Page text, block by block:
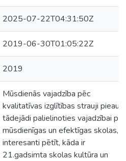
2025-07-22T04:31:50Z
2019-06-30T01:05:22Z
2019
Mūsdienās vajadzība pēc
kvalitatīvas izglītības strauji pieaug,
tādejādi palielinoties vajadzībai pēc
mūsdienīgas un efektīgas skolas, ir
interesanti pētīt, kāda ir
21.gadsimta skolas kultūra un